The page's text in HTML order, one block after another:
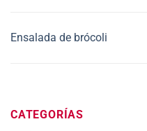
Ensalada de brócoli
CATEGORÍAS